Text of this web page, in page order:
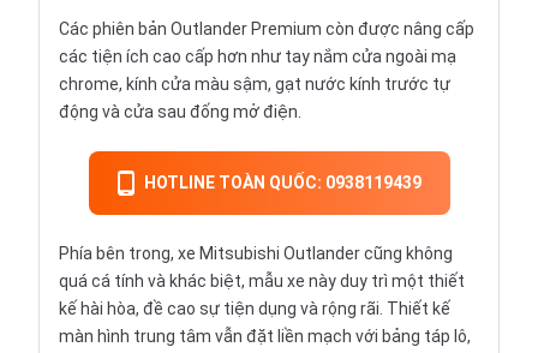
Các phiên bản Outlander Premium còn được nâng cấp
các tiện ích cao cấp hơn như tay nắm cửa ngoài mạ
chrome, kính cửa màu sậm, gạt nước kính trước tự
động và cửa sau đống mở điện.
HOTLINE TOÀN QUỐC: 0938119439
Phía bên trong, xe Mitsubishi Outlander cũng không
quá cá tính và khác biệt, mẫu xe này duy trì một thiết
kế hài hòa, đề cao sự tiện dụng và rộng rãi. Thiết kế
màn hình trung tâm vẫn đặt liền mạch với bảng táp lô,